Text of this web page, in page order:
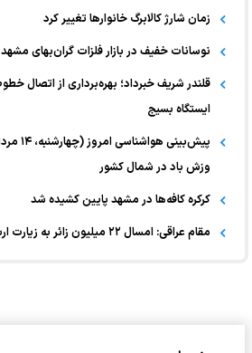
زمان شارژ کالابرگ خانوارها تغییر کرد
نوسانات خفیف در بازار فلزات گران‌بهای مشهد
ایستگاه بسیج
وزش باد در شمال کشور
کرکره کافه‌ها در مشهد پایین کشیده شد
مقام عراقی: امسال ۲۲ میلیون زائر به زیارت اربعین مشرف شدند